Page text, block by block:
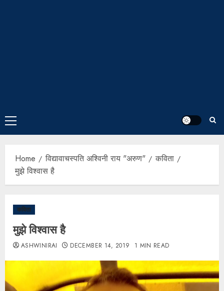
Home विद्यावाचस्पति अश्विनी राय "अरुण"
कविता
मुझे विश्वास है
कविता
मुझे विश्वास है
ASHWINIRAI DECEMBER 14, 2019 1 MIN READ